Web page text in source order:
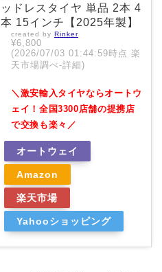
ッドレスタイヤ 単品 2本 4
本 15インチ【2025年製】
created by Rinker
¥6,800
(2026/07/03 01:44:59時点 楽
天市場調べ-詳細)
＼激安輸入タイヤならオートウ
ェイ！全国3300店舗の提携店
で交換も楽々／
オートウェイ
Amazon
楽天市場
Yahooショッピング